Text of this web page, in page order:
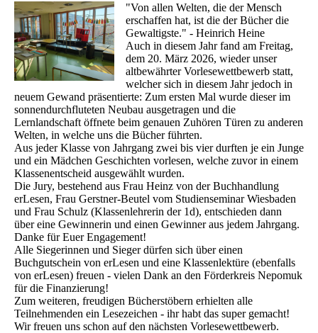
"Von allen Welten, die der Mensch
erschaffen hat, ist die der Bücher die
Gewaltigste." - Heinrich Heine
Auch in diesem Jahr fand am Freitag,
dem 20. März 2026, wieder unser
altbewährter Vorlesewettbewerb statt,
welcher sich in diesem Jahr jedoch in
neuem Gewand präsentierte: Zum ersten Mal wurde dieser im
sonnendurchfluteten Neubau ausgetragen und die
Lernlandschaft öffnete beim genauen Zuhören Türen zu anderen
Welten, in welche uns die Bücher führten.
Aus jeder Klasse von Jahrgang zwei bis vier durften je ein Junge
und ein Mädchen Geschichten vorlesen, welche zuvor in einem
Klassenentscheid ausgewählt wurden.
Die Jury, bestehend aus Frau Heinz von der Buchhandlung
erLesen, Frau Gerstner-Beutel vom Studienseminar Wiesbaden
und Frau Schulz (Klassenlehrerin der 1d), entschieden dann
über eine Gewinnerin und einen Gewinner aus jedem Jahrgang.
Danke für Euer Engagement!
Alle Siegerinnen und Sieger dürfen sich über einen
Buchgutschein von erLesen und eine Klassenlektüre (ebenfalls
von erLesen) freuen - vielen Dank an den Förderkreis Nepomuk
für die Finanzierung!
Zum weiteren, freudigen Bücherstöbern erhielten alle
Teilnehmenden ein Lesezeichen - ihr habt das super gemacht!
Wir freuen uns schon auf den nächsten Vorlesewettbewerb.